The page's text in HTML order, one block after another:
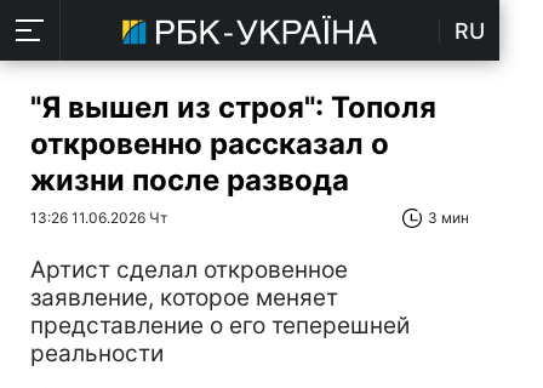
RU
"Я вышел из строя": Тополя
откровенно рассказал о
жизни после развода
13:26 11.06.2026 Чт 3 мин
Артист сделал откровенное
заявление, которое меняет
представление о его теперешней
реальности